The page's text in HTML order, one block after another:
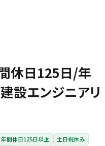
間休日125日/年
設エンジニアリ
年間休日125日以上
土日祝休み